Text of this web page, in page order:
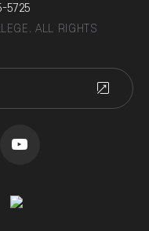
5725
ALL RIGHTS